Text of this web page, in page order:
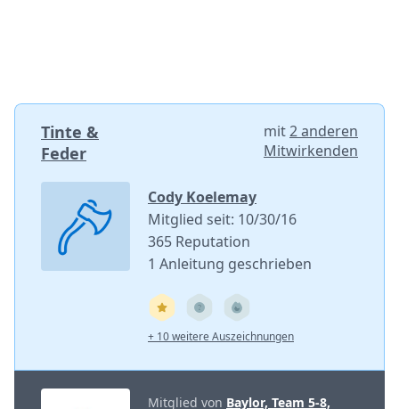
Tinte &
Feder
mit2 anderen
Mitwirkenden
Cody Koelemay
Mitglied seit: 10/30/16
365 Reputation
1 Anleitung geschrieben
+ 10 weitere Auszeichnungen
Mitglied von Baylor, Team 5-8,